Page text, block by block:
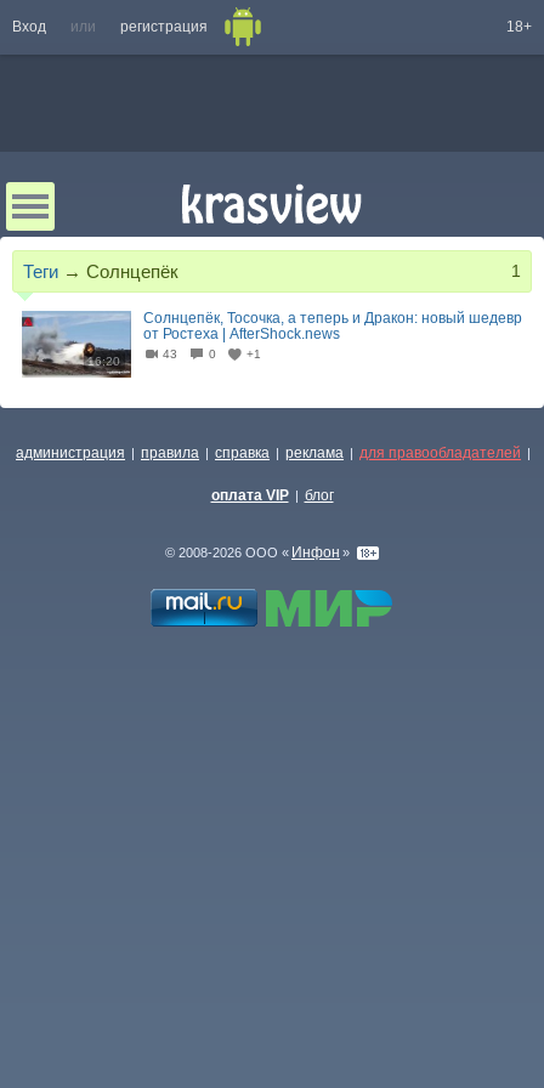
Вход или регистрация 18+
Теги → Солнцепёк 1
16:20
Солнцепёк, Тосочка, а теперь и Дракон: новый шедевр
от Ростеха | AfterShock.news
43 0 +1
администрация | правила | справка | реклама | для правообладателей |
оплата VIP | блог
© 2008-2026 ООО « Инфон »